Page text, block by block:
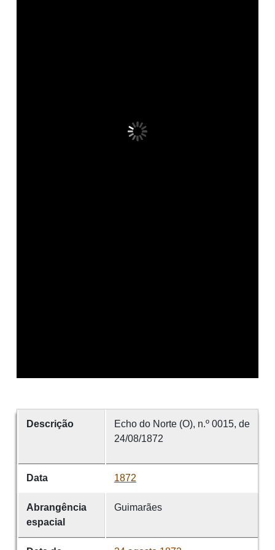
Descrição
Echo do Norte (O), n.º 0015, de
24/08/1872
Data 1872
Abrangência
espacial
Guimarães